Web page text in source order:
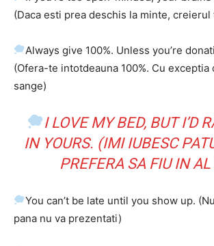
(Daca esti prea deschis la minte, creierul
Always give 100%. Unless you’re
(Ofera-te intotdeauna 100%. Cu exceptia
sange)
I LOVE MY BED, BUT I’D
IN YOURS. (IMI IUBESC
PREFERA SA FIU IN
You can’t be late until you show up.
pana nu va prezentati)